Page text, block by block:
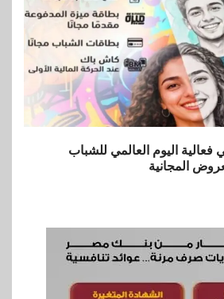
اليوم العالمي للشباب
المجانية